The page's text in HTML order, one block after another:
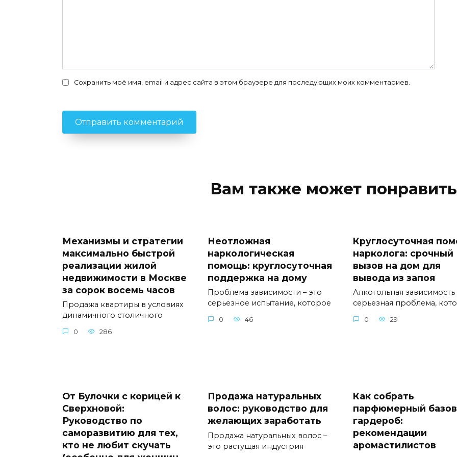
Сохранить моё имя, email и адрес сайта в этом браузере для последующих моих комментариев.
Вам также может
Механизмы и стратегии
максимально быстрой
реализации жилой
недвижимости в Москве
за сорок восемь часов
Продажа квартиры в условиях
динамичного столичного
0 286
Неотложная
наркологическая
помощь: круглосуточная
поддержка на дому
Проблема зависимости – это
серьезное испытание, которое
0 46
Круглосуточная
нарколога: срочный
вызов на дом для
вывода из запоя
Алкогольная зависимость
серьезная проблема,
0 29
От Булочки с корицей к
Сверхновой:
Руководство по
саморазвитию для тех,
кто не любит скучать
Продажа натуральных
волос: руководство для
желающих заработать
Продажа натуральных волос –
это растущая индустрия
Как собрать
парфюмерный
гардероб:
рекомендации
аромастилистов